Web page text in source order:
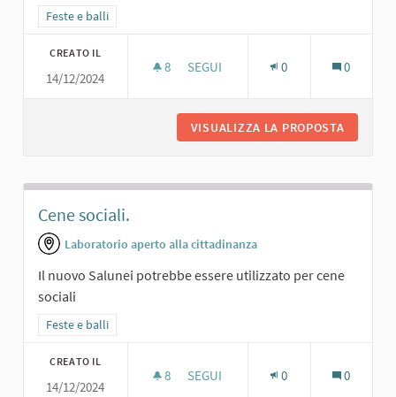
Filtra i risultati per categoria: Feste e balli
Feste e balli
CREATO IL
14/12/2024
8 8 SOSTENITORI
SEGUI 0 0
VISUALIZZA LA PROPOSTA
Cene sociali.
Laboratorio aperto alla cittadinanza
Il nuovo Salunei potrebbe essere utilizzato per cene
sociali
Filtra i risultati per categoria: Feste e balli
Feste e balli
CREATO IL
14/12/2024
8 8 SOSTENITORI
SEGUI 0 0